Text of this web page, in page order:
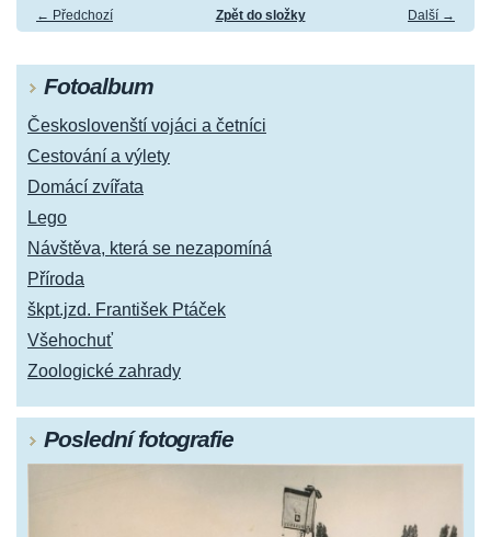
← Předchozí Další →
Zpět do složky
Fotoalbum
Českoslovenští vojáci a četníci
Cestování a výlety
Domácí zvířata
Lego
Návštěva, která se nezapomíná
Příroda
škpt.jzd. František Ptáček
Všehochuť
Zoologické zahrady
Poslední fotografie